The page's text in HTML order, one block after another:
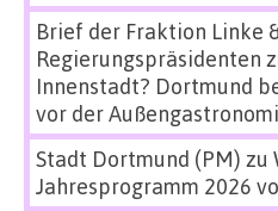
Brief der Fraktion Linke
Regierungspräsidenten
Innenstadt? Dortmund
vor der
Stadt Dortmund (PM) zu
Jahresprogramm 2026